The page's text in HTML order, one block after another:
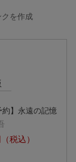
を作成
約】永遠の記憶
税込）